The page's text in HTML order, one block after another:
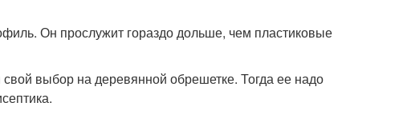
Он прослужит гораздо дольше, чем пластиковые
выбор на деревянной обрешетке. Тогда ее надо